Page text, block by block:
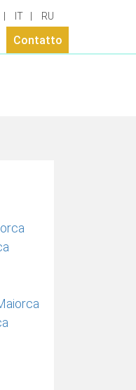
IT RU
Contatto